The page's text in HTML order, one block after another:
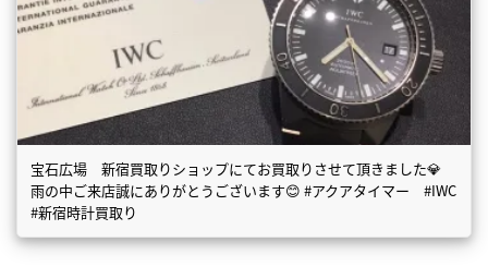
宝石広場 新宿買取りショップにてお買取りさせて頂きました💎
雨の中ご来店誠にありがとうございます😊 #アクアタイマー #IWC
#新宿時計買取り